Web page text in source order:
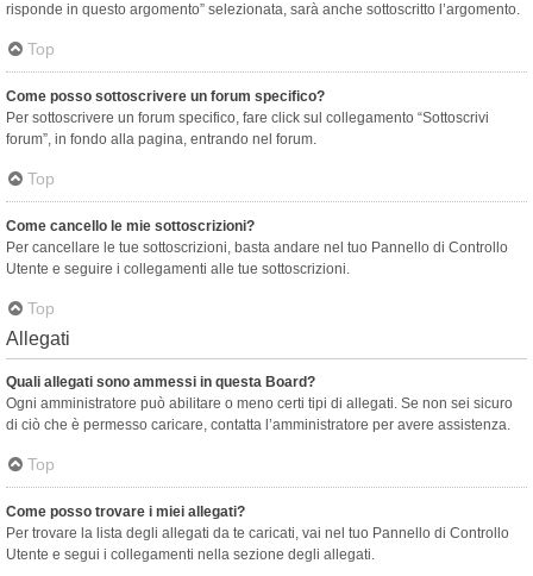
risponde in questo argomento” selezionata, sarà anche sottoscritto l’argomento.
Top
Come posso sottoscrivere un forum specifico?
Per sottoscrivere un forum specifico, fare click sul collegamento “Sottoscrivi
forum”, in fondo alla pagina, entrando nel forum.
Top
Come cancello le mie sottoscrizioni?
Per cancellare le tue sottoscrizioni, basta andare nel tuo Pannello di Controllo
Utente e seguire i collegamenti alle tue sottoscrizioni.
Top
Allegati
Quali allegati sono ammessi in questa Board?
Ogni amministratore può abilitare o meno certi tipi di allegati. Se non sei sicuro
di ciò che è permesso caricare, contatta l’amministratore per avere assistenza.
Top
Come posso trovare i miei allegati?
Per trovare la lista degli allegati da te caricati, vai nel tuo Pannello di Controllo
Utente e segui i collegamenti nella sezione degli allegati.